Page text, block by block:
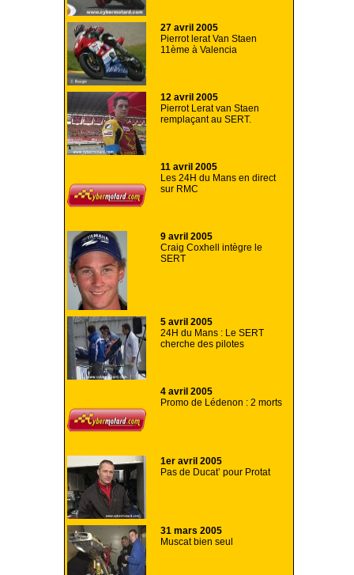
27 avril 2005
Pierrot lerat Van Staen
11ème à Valencia
12 avril 2005
Pierrot Lerat van Staen
remplaçant au SERT.
11 avril 2005
Les 24H du Mans en direct
sur RMC
9 avril 2005
Craig Coxhell intègre le
SERT
5 avril 2005
24H du Mans : Le SERT
cherche des pilotes
4 avril 2005
Promo de Lédenon : 2 morts
1er avril 2005
Pas de Ducat’ pour Protat
31 mars 2005
Muscat bien seul